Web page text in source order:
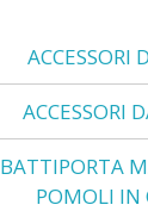
ACCESSORI
ACCESSORI
BATTIPORTA
POMOLI IN